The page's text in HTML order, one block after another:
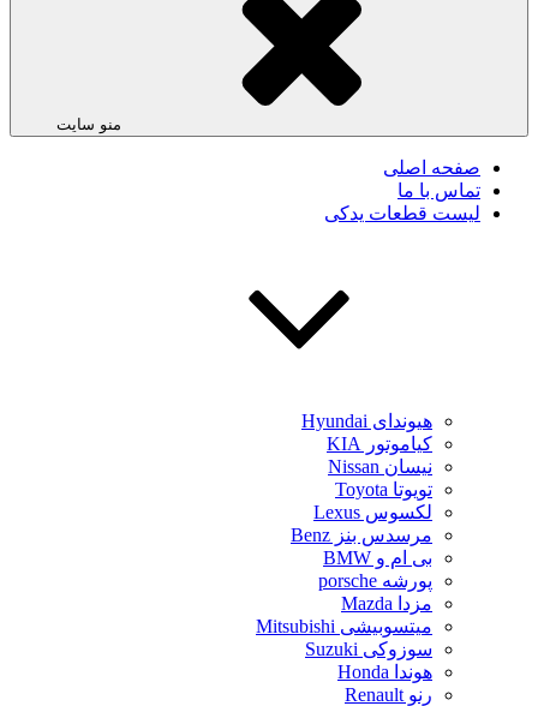
منو سایت
صفحه اصلی
تماس با ما
لیست قطعات یدکی
هیوندای Hyundai
کیاموتور KIA
نیسان Nissan
تویوتا Toyota
لکسوس Lexus
مرسدس بنز Benz
بی ام و BMW
پورشه porsche
مزدا Mazda
میتسوبیشی Mitsubishi
سوزوکی Suzuki
هوندا Honda
رنو Renault